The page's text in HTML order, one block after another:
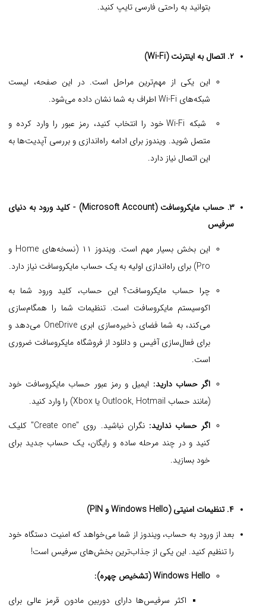
بتوانید به راحتی فارسی تایپ کنید.
۲. اتصال به اینترنت (Wi-Fi)
این یکی از مهم‌ترین مراحل است. در این صفحه، لیست
شبکه‌های Wi-Fi اطراف به شما نشان داده می‌شود.
شبکه Wi-Fi خود را انتخاب کنید، رمز عبور را وارد کرده و
متصل شوید. ویندوز برای ادامه راه‌اندازی و بررسی آپدیت‌ها به
این اتصال نیاز دارد.
۳. حساب مایکروسافت (Microsoft Account) - کلید ورود به دنیای
سرفیس
این بخش بسیار مهم است. ویندوز ۱۱ (نسخه‌های Home و
Pro) برای راه‌اندازی اولیه به یک حساب مایکروسافت نیاز دارد.
چرا حساب مایکروسافت؟ این حساب، کلید ورود شما به
اکوسیستم مایکروسافت است. تنظیمات شما را همگام‌سازی
می‌کند، به شما فضای ذخیره‌سازی ابری OneDrive می‌دهد و
برای فعال‌سازی آفیس و دانلود از فروشگاه مایکروسافت ضروری
است.
اگر حساب دارید: ایمیل و رمز عبور حساب مایکروسافت خود
(مانند حساب Outlook, Hotmail یا Xbox) را وارد کنید.
اگر حساب ندارید:
نگران نباشید. روی "Create one" کلیک
کنید و در چند مرحله ساده و رایگان، یک حساب جدید برای
خود بسازید.
۴. تنظیمات امنیتی (Windows Hello و PIN)
بعد از ورود به حساب، ویندوز از شما می‌خواهد که امنیت دستگاه خود
را تنظیم کنید. این یکی از جذاب‌ترین بخش‌های سرفیس است!
Windows Hello (تشخیص چهره):
اکثر سرفیس‌ها دارای دوربین مادون قرمز عالی برای